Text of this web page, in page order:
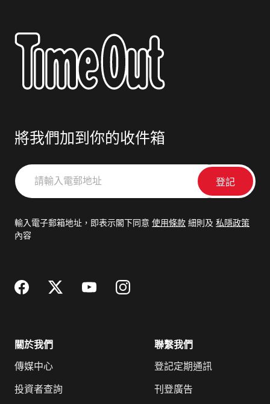
將我們加到你的收件箱
請
輸
郵
輸入電子郵箱地址，即表示閣下同意 使用條款 細則及 私隱政策
內容
關於我們
傳媒中心
投資者查詢
聯繫我們
登記定期通訊
刊登廣告